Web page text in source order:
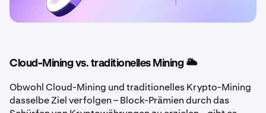
Cloud-Mining vs. traditionelles Mining 🌥️
Obwohl Cloud-Mining und traditionelles Krypto-Mining
dasselbe Ziel verfolgen – Block-Prämien durch das